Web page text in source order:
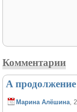
Комментарии
А продолжение
Марина Алёшина ,